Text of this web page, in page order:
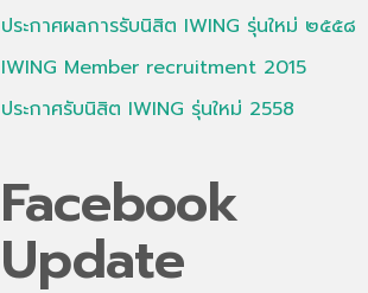
ประกาศผลการรับนิสิต IWING รุ่นใหม่ ๒๕๕๘
IWING Member recruitment 2015
ประกาศรับนิสิต IWING รุ่นใหม่ 2558
Facebook
Update